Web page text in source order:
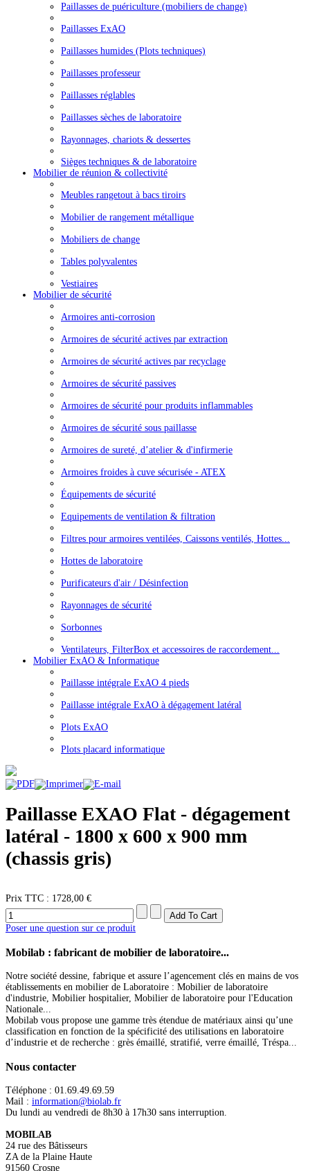
Paillasses de puériculture (mobiliers de change)
Paillasses ExAO
Paillasses humides (Plots techniques)
Paillasses professeur
Paillasses réglables
Paillasses sèches de laboratoire
Rayonnages, chariots & dessertes
Sièges techniques & de laboratoire
Mobilier de réunion & collectivité
Meubles rangetout à bacs tiroirs
Mobilier de rangement métallique
Mobiliers de change
Tables polyvalentes
Vestiaires
Mobilier de sécurité
Armoires anti-corrosion
Armoires de sécurité actives par extraction
Armoires de sécurité actives par recyclage
Armoires de sécurité passives
Armoires de sécurité pour produits inflammables
Armoires de sécurité sous paillasse
Armoires de sureté, d’atelier & d'infirmerie
Armoires froides à cuve sécurisée - ATEX
Équipements de sécurité
Equipements de ventilation & filtration
Filtres pour armoires ventilées, Caissons ventilés, Hottes...
Hottes de laboratoire
Purificateurs d'air / Désinfection
Rayonnages de sécurité
Sorbonnes
Ventilateurs, FilterBox et accessoires de raccordement...
Mobilier ExAO & Informatique
Paillasse intégrale ExAO 4 pieds
Paillasse intégrale ExAO à dégagement latéral
Plots ExAO
Plots placard informatique
Paillasse EXAO Flat - dégagement
latéral - 1800 x 600 x 900 mm
(chassis gris)
Prix ​​TTC : 1728,00 €
Poser une question sur ce produit
Mobilab : fabricant de mobilier de laboratoire...
Notre société dessine, fabrique et assure l’agencement clés en mains de vos
établissements en mobilier de Laboratoire : Mobilier de laboratoire
d'industrie, Mobilier hospitalier, Mobilier de laboratoire pour l'Education
Nationale...
Mobilab vous propose une gamme très étendue de matériaux ainsi qu’une
classification en fonction de la spécificité des utilisations en laboratoire
d’industrie et de recherche : grès émaillé, stratifié, verre émaillé, Tréspa...
Nous contacter
Téléphone : 01.69.49.69.59
Mail : information@biolab.fr
Du lundi au vendredi de 8h30 à 17h30 sans interruption.
MOBILAB
24 rue des Bâtisseurs
ZA de la Plaine Haute
91560 Crosne